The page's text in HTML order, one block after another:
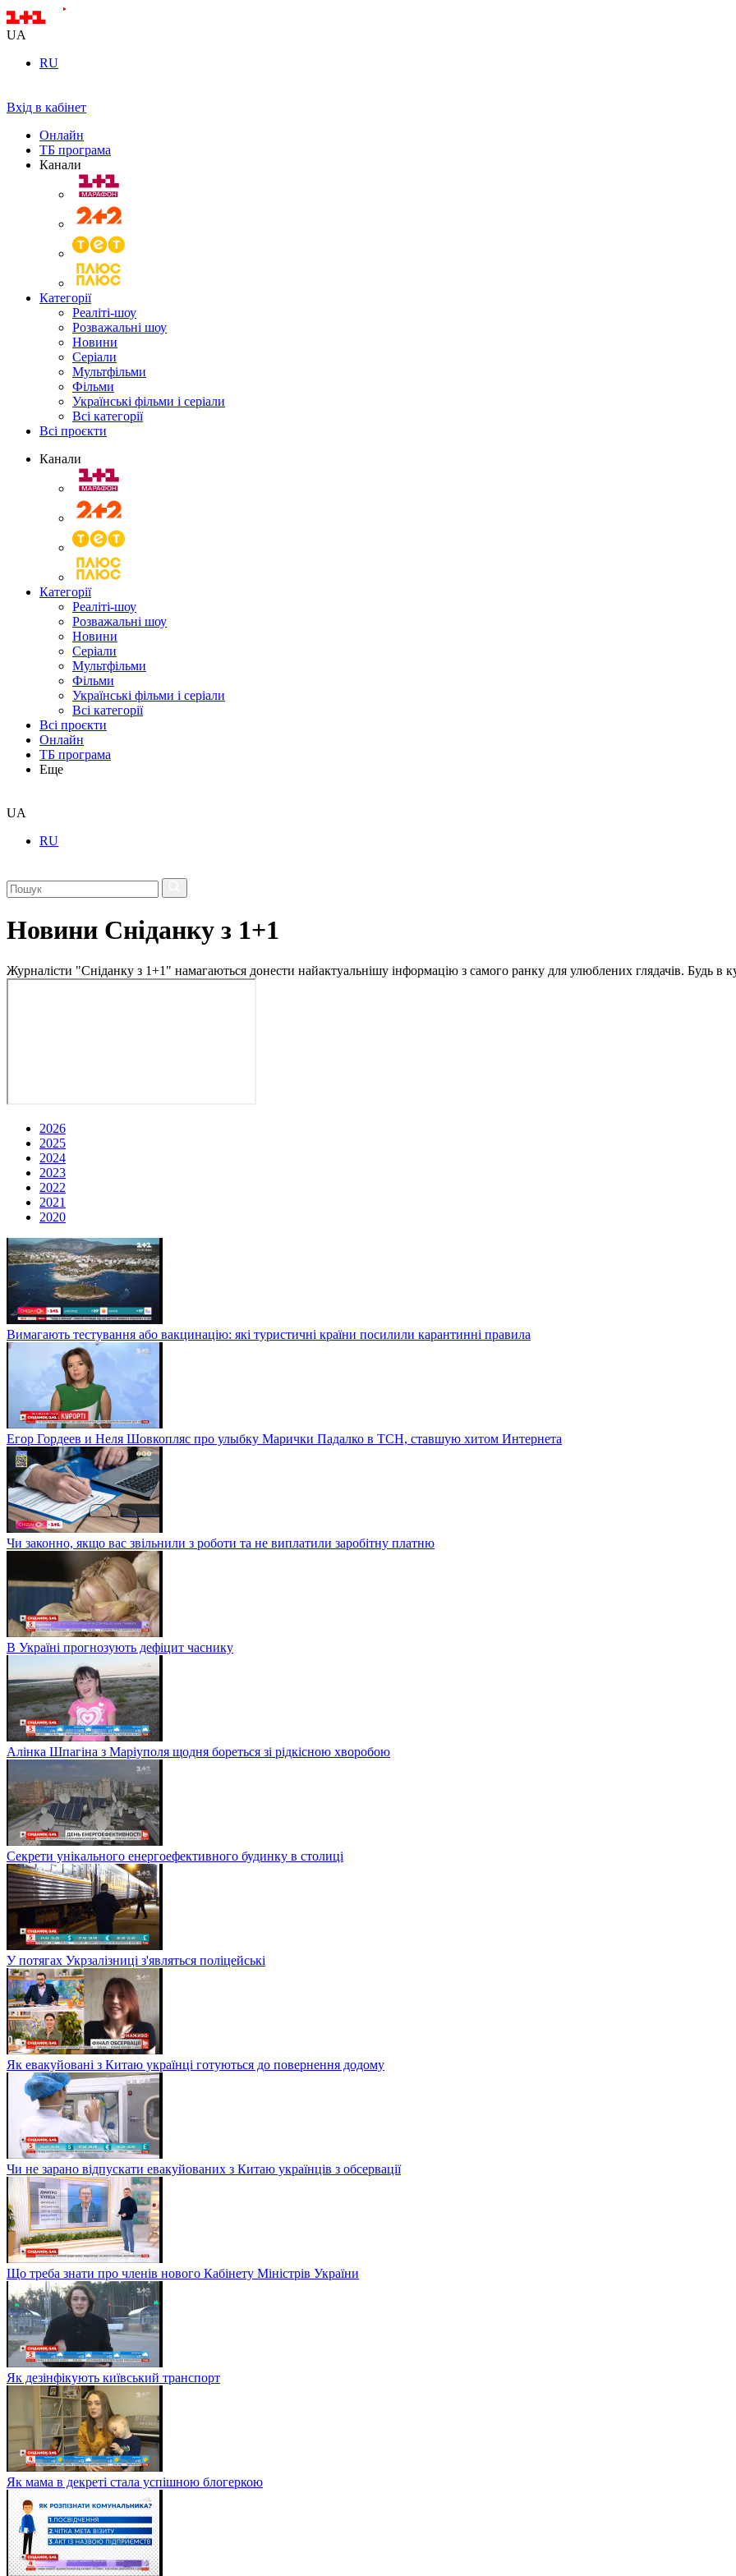
UA
RU
Вхід в кабінет
Онлайн
ТБ програма
Канали
Категорії
Реаліті-шоу
Розважальні шоу
Новини
Серіали
Мультфільми
Фільми
Українські фільми і серіали
Всі категорії
Всі проєкти
Канали
Категорії
Реаліті-шоу
Розважальні шоу
Новини
Серіали
Мультфільми
Фільми
Українські фільми і серіали
Всі категорії
Всі проєкти
Онлайн
ТБ програма
Еще
UA
RU
Новини Сніданку з 1+1
Журналісти "Сніданку з 1+1" намагаються донести найактуальнішу інформацію з самого ранку для улюблених глядачів. Будь в
2026
2025
2024
2023
2022
2021
2020
Вимагають тестування або вакцинацію: які туристичні країни посилили карантинні правила
Егор Гордеев и Неля Шовкопляс про улыбку Марички Падалко в ТСН, ставшую хитом Интернета
Чи законно, якщо вас звільнили з роботи та не виплатили заробітну платню
В Україні прогнозують дефіцит часнику
Алінка Шпагіна з Маріуполя щодня бореться зі рідкісною хворобою
Секрети унікального енергоефективного будинку в столиці
У потягах Укрзалізниці з'являться поліцейські
Як евакуйовані з Китаю українці готуються до повернення додому
Чи не зарано відпускати евакуйованих з Китаю українців з обсервації
Що треба знати про членів нового Кабінету Міністрів України
Як дезінфікують київський транспорт
Як мама в декреті стала успішною блогеркою